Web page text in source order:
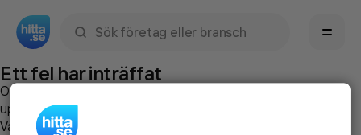
Ett fel har inträffat
Om du vill kan du
uppstod så att vi lättare och snabbare kan avhjälpa det.
Vänligen försök med följande: